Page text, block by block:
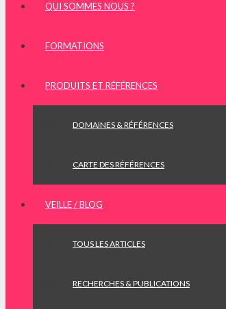
QUI SOMMES NOUS ?
FORMATIONS
PRODUITS ET RÉFÉRENCES
DOMAINES & RÉFÉRENCES
CARTE DES RÉFÉRENCES
VEILLE / BLOG
TOUS LES ARTICLES
RECHERCHES & PUBLICATIONS